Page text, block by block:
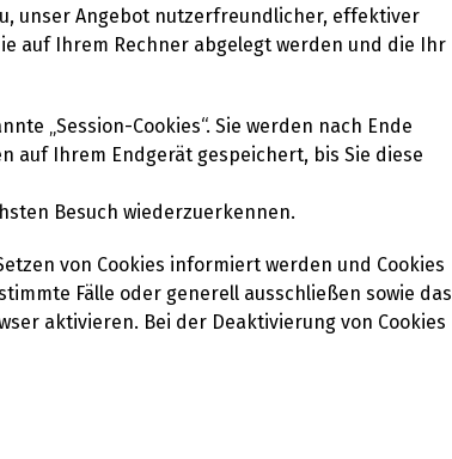
unser Angebot nutzerfreundlicher, effektiver
auf Ihrem Rechner abgelegt werden und die Ihr
„Session-Cookies“. Sie werden nach Ende
auf Ihrem Endgerät gespeichert, bis Sie diese
Besuch wiederzuerkennen.
von Cookies informiert werden und Cookies
Fälle oder generell ausschließen sowie das
aktivieren. Bei der Deaktivierung von Cookies